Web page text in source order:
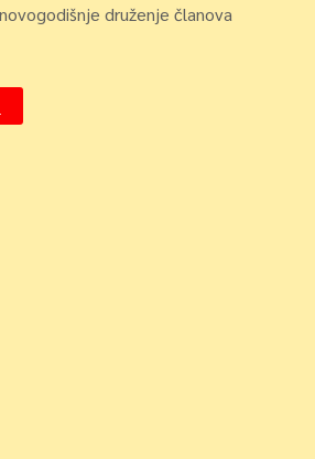
druženje članova